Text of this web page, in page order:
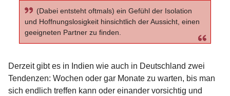
(Dabei entsteht oftmals) ein Gefühl der Isolation
und Hoffnungslosigkeit hinsichtlich der Aussicht, einen
geeigneten Partner zu finden.
Derzeit gibt es in Indien wie auch in Deutschland zwei
Tendenzen: Wochen oder gar Monate zu warten, bis man
sich endlich treffen kann oder einander vorsichtig und